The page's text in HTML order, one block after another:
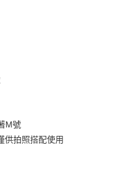
華泰商業銀行
遠東國際商業銀行
永豐商業銀行
M號
供拍照搭配使用